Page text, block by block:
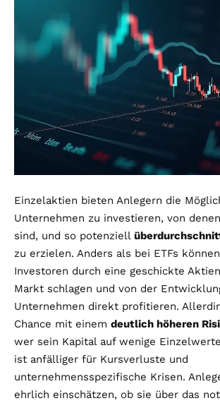
Einzelaktien bieten Anlegern die
Unternehmen zu investieren, von
sind, und so potenziell
zu erzielen. Anders als bei ETFs
Investoren durch eine geschickte
Markt schlagen und von der
Unternehmen direkt profitieren.
Chance mit einem deutlich höheren
wer sein Kapital auf wenige
ist anfälliger für Kursverluste und
unternehmensspezifische Krisen.
ehrlich einschätzen, ob sie über das